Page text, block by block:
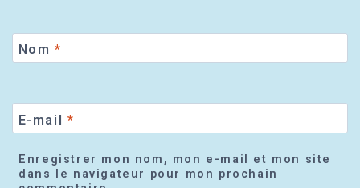
Nom *
E-mail *
Enregistrer mon nom, mon e-mail et mon site
dans le navigateur pour mon prochain